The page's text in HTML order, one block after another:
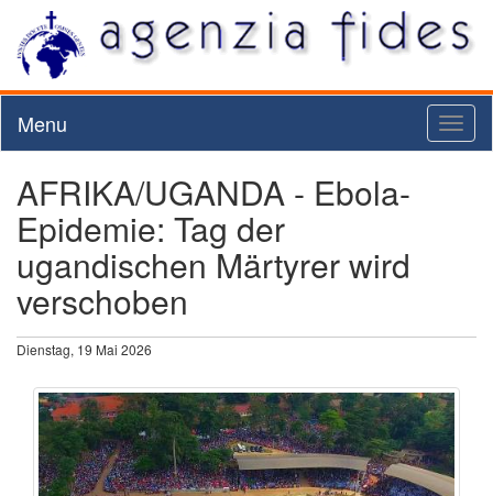
Menu
AFRIKA/UGANDA - Ebola-
Epidemie: Tag der
ugandischen Märtyrer wird
verschoben
Dienstag, 19 Mai 2026